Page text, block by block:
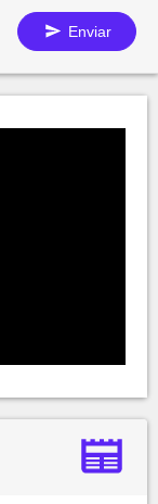
Enviar